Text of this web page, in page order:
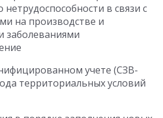
в связи с
на производстве и
заболеваниями
учете (СЗВ-
территориальных условий